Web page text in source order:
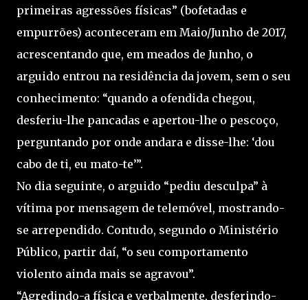
primeiras agressões físicas” (bofetadas e
empurrões) aconteceram em Maio/Junho de 2017,
acrescentando que, em meados de Junho, o
arguido entrou na residência da jovem, sem o seu
conhecimento: “quando a ofendida chegou,
desferiu-lhe pancadas e apertou-lhe o pescoço,
perguntando por onde andara e disse-lhe: ‘dou
cabo de ti, eu mato-te’”.
No dia seguinte, o arguido “pediu desculpa” à
vítima por mensagem de telemóvel, mostrando-
se arrependido. Contudo, segundo o Ministério
Público, partir daí, “o seu comportamento
violento ainda mais se agravou”.
“Agredindo-a física e verbalmente, desferindo-